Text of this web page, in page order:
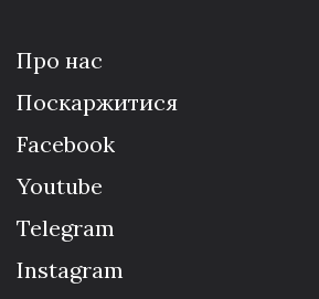
Про нас
Поскаржитися
Facebook
Youtube
Telegram
Instagram